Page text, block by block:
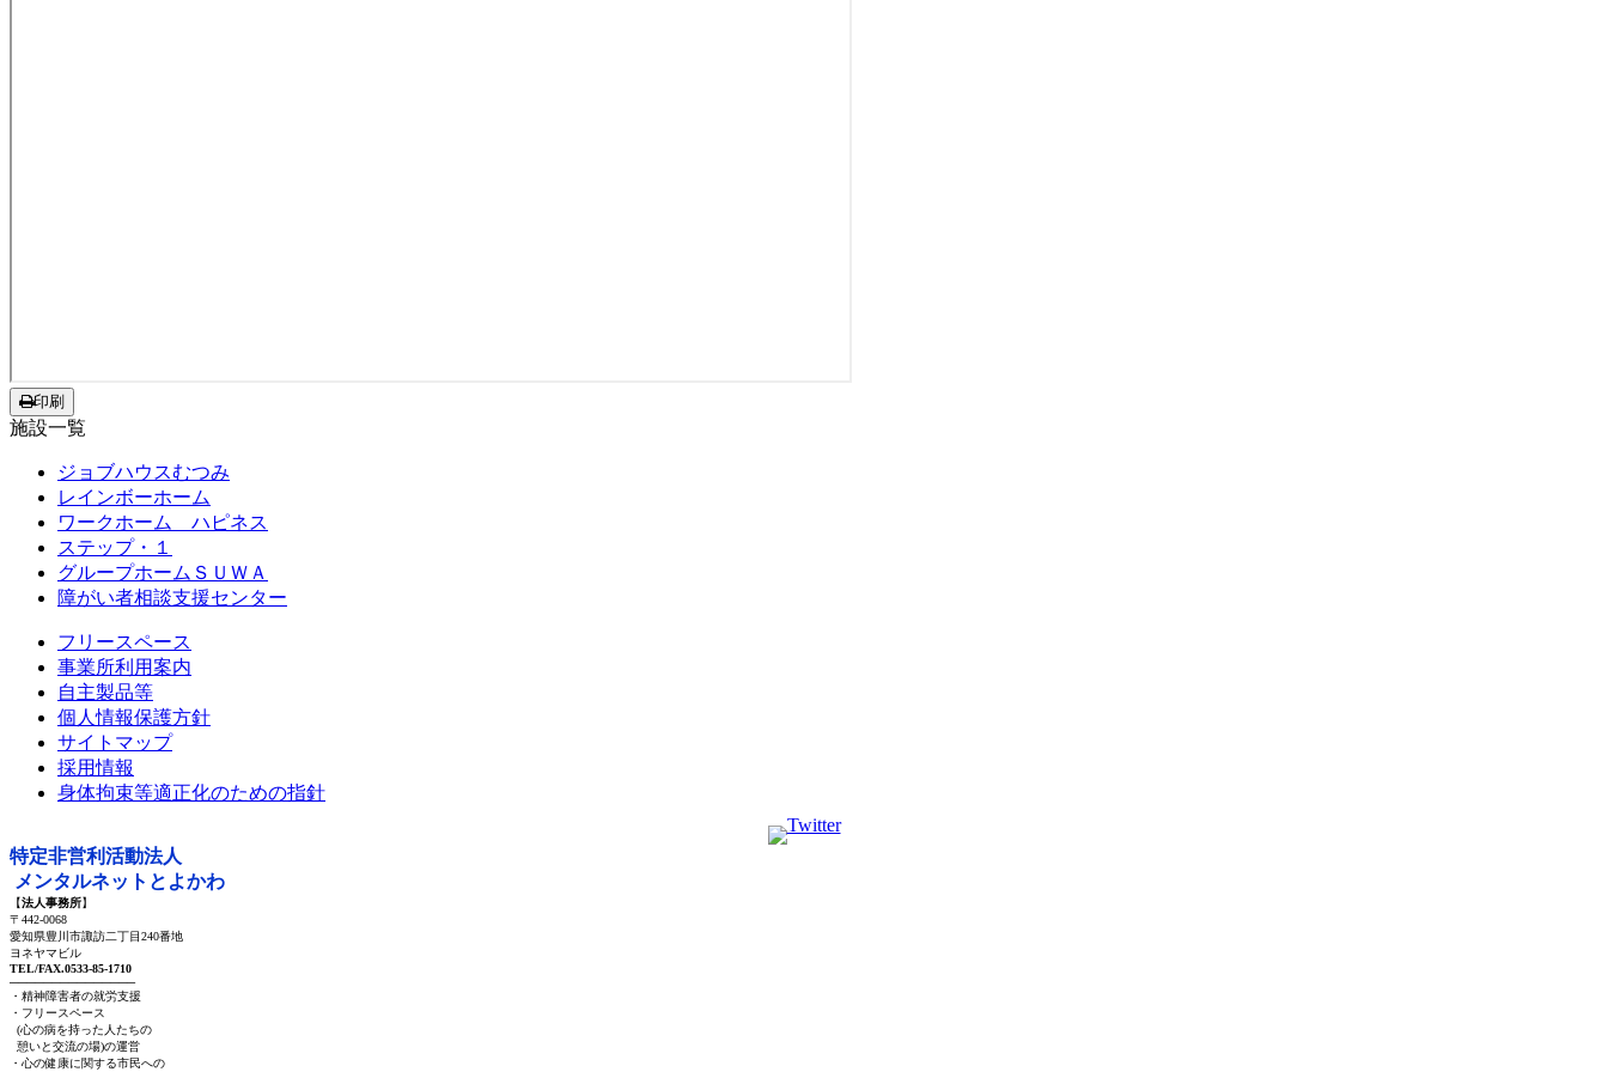
印刷
施設一覧
ジョブハウスむつみ
レインボーホーム
ワークホーム ハピネス
ステップ・１
グループホームＳＵＷＡ
障がい者相談支援センター
フリースペース
事業所利用案内
自主製品等
個人情報保護方針
サイトマップ
採用情報
身体拘束等適正化のための指針
特定非営利活動法人
メンタルネットとよかわ
【法人事務所】
〒442-0068
愛知県豊川市諏訪二丁目240番地
ヨネヤマビル
TEL/FAX.0533-85-1710
───────────────
・精神障害者の就労支援
・フリースペース
(心の病を持った人たちの
憩いと交流の場)の運営
・心の健康に関する市民への